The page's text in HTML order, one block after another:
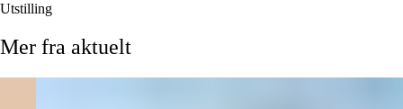
Utstilling
Mer fra aktuelt